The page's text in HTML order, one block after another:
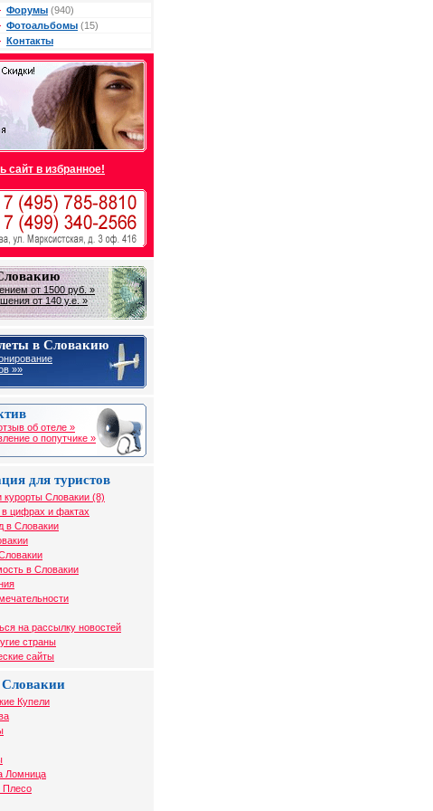
Форумы (940)
Фотоальбомы (15)
Контакты
сайт в избранное!
от 1500 руб. »
от 140 у.е. »
в Словакию
»»
об отеле »
о попутчике »
для туристов
курорты Словакии (8)
цифрах и фактах
в Словакии
в Словакии
на рассылку новостей
страны
сайты
Купели
Ломница
Плесо